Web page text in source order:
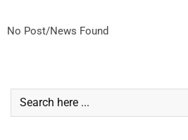
No Post/News Found